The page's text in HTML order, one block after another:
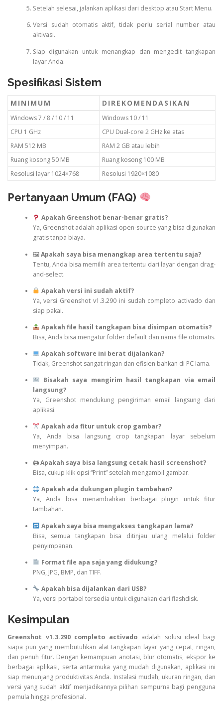
Setelah selesai, jalankan aplikasi dari desktop atau Start Menu.
Versi sudah otomatis aktif, tidak perlu serial number atau
aktivasi.
Siap digunakan untuk menangkap dan mengedit tangkapan
layar Anda.
Spesifikasi Sistem
MINIMUM DIREKOMENDASIKAN
Windows 7 / 8 / 10 / 11
Windows 10 / 11
CPU 1 GHz
CPU Dual-core 2 GHz ke atas
RAM 512 MB
RAM 2 GB atau lebih
Ruang kosong 50 MB
Ruang kosong 100 MB
Resolusi layar 1024×768
Resolusi 1920×1080
Pertanyaan Umum (FAQ)
Apakah Greenshot benar-benar gratis?
Ya, Greenshot adalah aplikasi open-source yang bisa digunakan
gratis tanpa biaya.
🖼Apakah saya bisa menangkap area tertentu saja?
Tentu, Anda bisa memilih area tertentu dari layar dengan drag-
and-select.
Apakah versi ini sudah aktif?
Ya, versi Greenshot v1.3.290 ini sudah completo activado dan
siap pakai.
Apakah file hasil tangkapan bisa disimpan otomatis?
Bisa, Anda bisa mengatur folder default dan nama file otomatis.
Apakah software ini berat dijalankan?
Tidak, Greenshot sangat ringan dan efisien bahkan di PC lama.
Bisakah saya mengirim hasil tangkapan via email
langsung?
Ya, Greenshot mendukung pengiriman email langsung dari
aplikasi.
Apakah ada fitur untuk crop gambar?
Ya, Anda bisa langsung crop tangkapan layar sebelum
menyimpan.
🖨Apakah saya bisa langsung cetak hasil screenshot?
Bisa, cukup klik opsi “Print” setelah mengambil gambar.
Apakah ada dukungan plugin tambahan?
Ya, Anda bisa menambahkan berbagai plugin untuk fitur
tambahan.
Apakah saya bisa mengakses tangkapan lama?
Bisa, semua tangkapan bisa ditinjau ulang melalui folder
penyimpanan.
Format file apa saja yang didukung?
PNG, JPG, BMP, dan TIFF.
Apakah bisa dijalankan dari USB?
Ya, versi portabel tersedia untuk digunakan dari flashdisk.
Kesimpulan
Greenshot v1.3.290 completo activado adalah solusi ideal bagi
siapa pun yang membutuhkan alat tangkapan layar yang cepat, ringan,
dan penuh fitur. Dengan kemampuan anotasi, blur otomatis, ekspor ke
berbagai aplikasi, serta antarmuka yang mudah digunakan, aplikasi ini
siap menunjang produktivitas Anda. Instalasi mudah, ukuran ringan, dan
versi yang sudah aktif menjadikannya pilihan sempurna bagi pengguna
pemula hingga profesional.